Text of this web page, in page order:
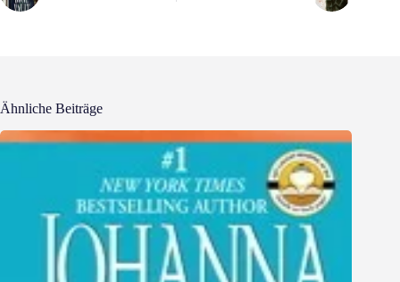
Ähnliche Beiträge